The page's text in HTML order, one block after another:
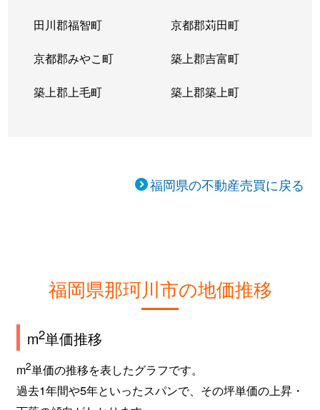
田川郡福智町 京都郡苅田町
京都郡みやこ町 築上郡吉富町
築上郡上毛町 築上郡築上町
福岡県の不動産売買に戻る
福岡県那珂川市の地価推移
m2単価推移
m2単価の推移を表したグラフです。
過去1年間や5年といったスパンで、その坪単価の上昇・